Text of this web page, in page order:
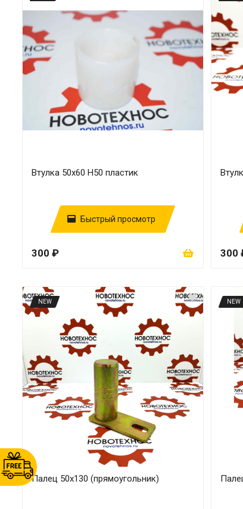
Втулка 50х60 H50 пластик
Быстрый просмотр
300 ₽ 300
NEW
Палец 50х130 (прямоугольник)
NEW